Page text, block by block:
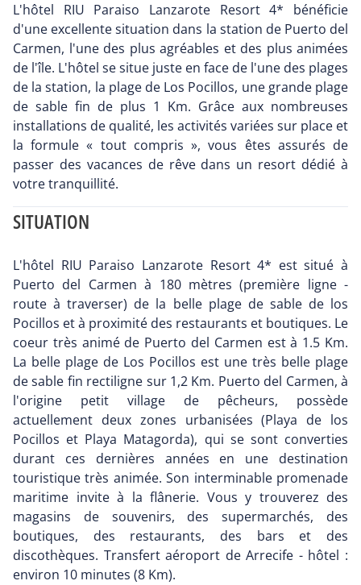
L'hôtel RIU Paraiso Lanzarote Resort 4* bénéficie
d'une excellente situation dans la station de Puerto del
Carmen, l'une des plus agréables et des plus animées
de l'île. L'hôtel se situe juste en face de l'une des plages
de la station, la plage de Los Pocillos, une grande plage
de sable fin de plus 1 Km. Grâce aux nombreuses
installations de qualité, les activités variées sur place et
la formule « tout compris », vous êtes assurés de
passer des vacances de rêve dans un resort dédié à
votre tranquillité.
SITUATION
L'hôtel RIU Paraiso Lanzarote Resort 4* est situé à
Puerto del Carmen à 180 mètres (première ligne -
route à traverser) de la belle plage de sable de los
Pocillos et à proximité des restaurants et boutiques. Le
coeur très animé de Puerto del Carmen est à 1.5 Km.
La belle plage de Los Pocillos est une très belle plage
de sable fin rectiligne sur 1,2 Km. Puerto del Carmen, à
l'origine petit village de pêcheurs, possède
actuellement deux zones urbanisées (Playa de los
Pocillos et Playa Matagorda), qui se sont converties
durant ces dernières années en une destination
touristique très animée. Son interminable promenade
maritime invite à la flânerie. Vous y trouverez des
magasins de souvenirs, des supermarchés, des
boutiques, des restaurants, des bars et des
discothèques. Transfert aéroport de Arrecife - hôtel :
environ 10 minutes (8 Km).